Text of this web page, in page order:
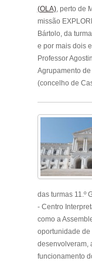
(OLA), perto de
missão
Bártolo, da
e por mais dois
Professor
Agrupamento
(concelho de
das turmas 11.º
- Centro
como a
oportunidade de
desenvolveram,
funcionamento